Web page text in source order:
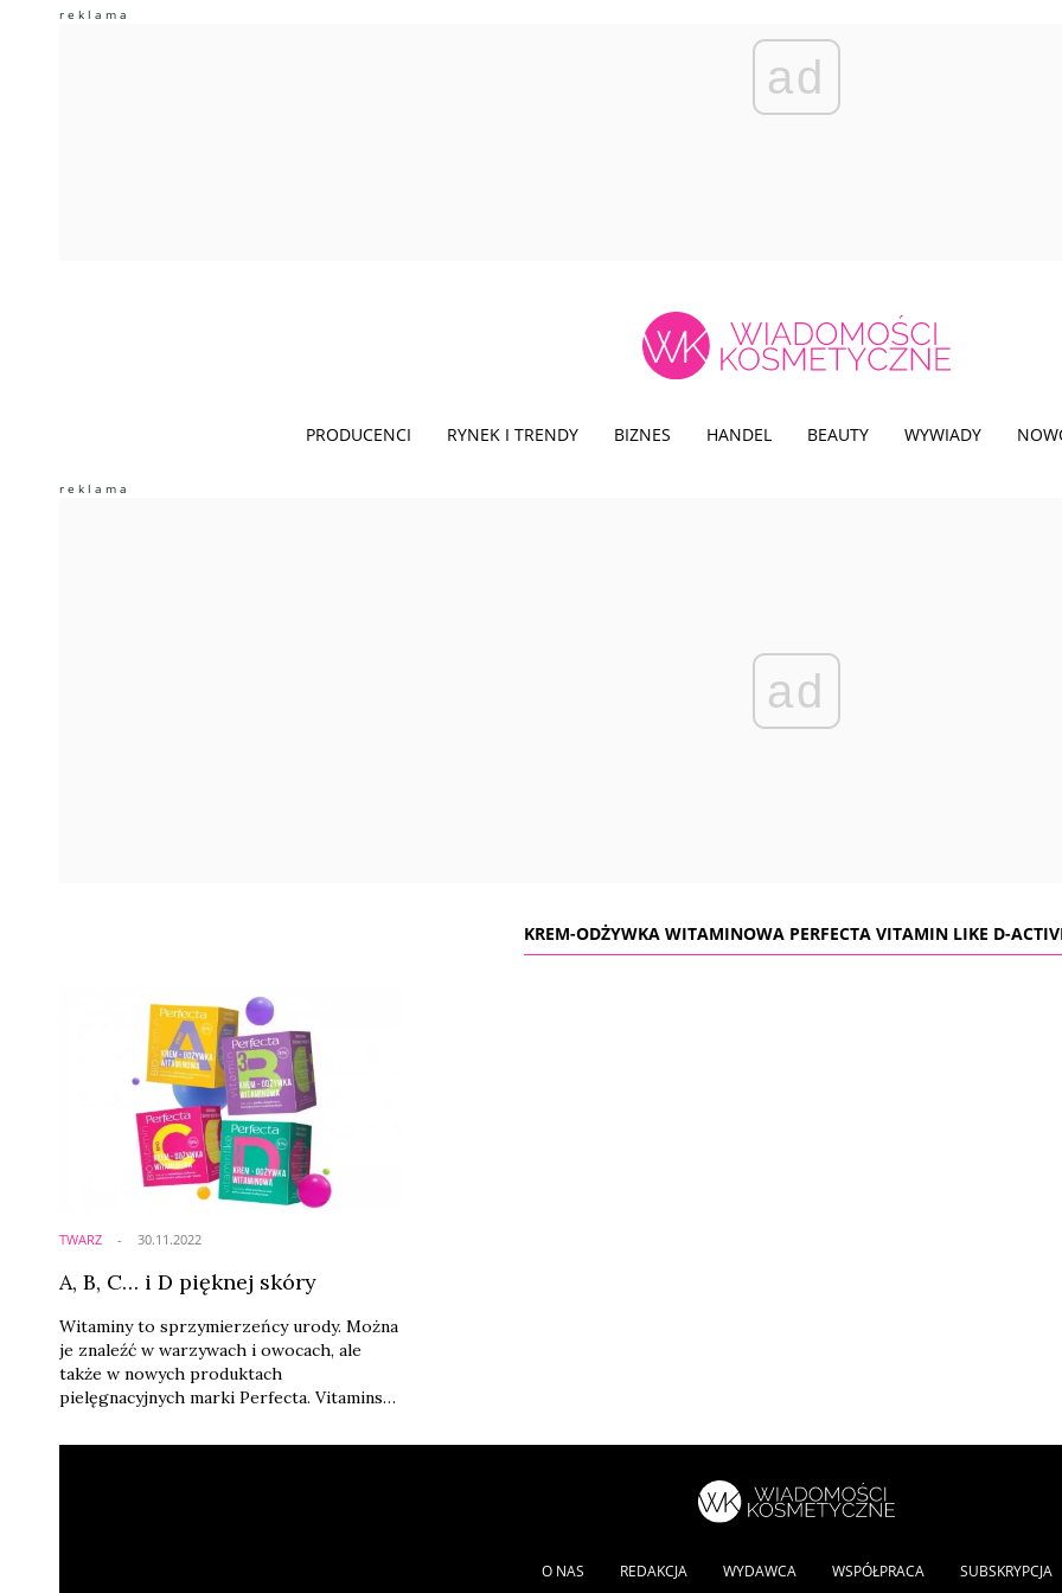
ad
PRODUCENCI RYNEK I TRENDY BIZNES HANDEL BEAUTY WYWIADY
ad
KREM-ODŻYWKA WITAMINOWA PERFECTA VITAMIN LIKE D-
TWARZ
A, B, C… i D pięknej skóry
Witaminy to sprzymierzeńcy urody. Można
je znaleźć w warzywach i owocach, ale
także w nowych produktach
pielęgnacyjnych marki Perfecta. Vitamins
suplementująca składniki odżywcze
30.11.2022
O NAS REDAKCJA WYDAWCA WSPÓŁPRACA SUBSKRYPCJA